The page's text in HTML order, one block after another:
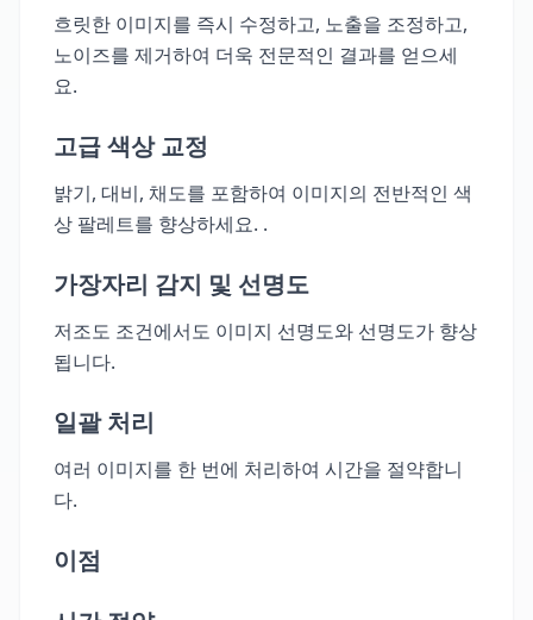
흐릿한 이미지를 즉시 수정하고, 노출을 조정하고,
노이즈를 제거하여 더욱 전문적인 결과를 얻으세
요.
고급 색상 교정
밝기, 대비, 채도를 포함하여 이미지의 전반적인 색
상 팔레트를 향상하세요. .
가장자리 감지 및 선명도
저조도 조건에서도 이미지 선명도와 선명도가 향상
됩니다.
일괄 처리
여러 이미지를 한 번에 처리하여 시간을 절약합니
다.
이점